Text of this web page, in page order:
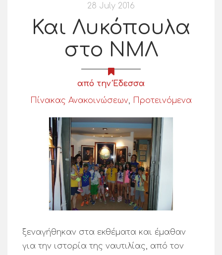
28 July 2016
Και Λυκόπουλα
στο ΝΜΛ
από την Έδεσσα
Πίνακας Ανακοινώσεων, Προτεινόμενα
ξεναγήθηκαν στα εκθέματα και έμαθαν
για την ιστορία της ναυτιλίας, από τον